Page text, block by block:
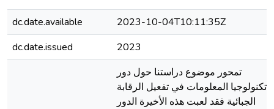
dc.date.available
2023-10-04T10:11:35Z
dc.date.issued
2023
تمحور موضوع دراستنا حول دور
تكنولوجيا المعلومات في تفعيل الرقابة
الجبائية فقد لعبت هذه الأخيرة الدور